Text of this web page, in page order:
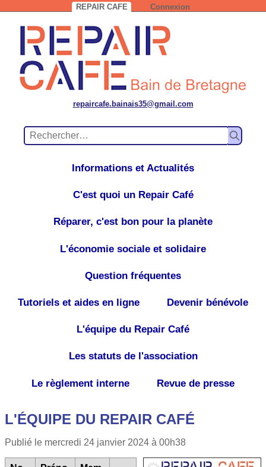
REPAIR CAFE Connexion
Informations et Actualités
C'est quoi un Repair Café
Réparer, c'est bon pour la planète
L'économie sociale et solidaire
Question fréquentes
Tutoriels et aides en ligne Devenir bénévole
L'équipe du Repair Café
Les statuts de l'association
Le règlement interne Revue de presse
L'ÉQUIPE DU REPAIR CAFÉ
Publié le mercredi 24 janvier 2024 à 00h38